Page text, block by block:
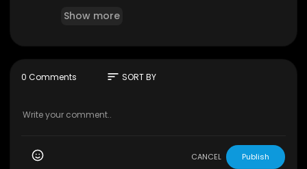
Show more
0 Comments sort SORT BY
CANCEL Publish